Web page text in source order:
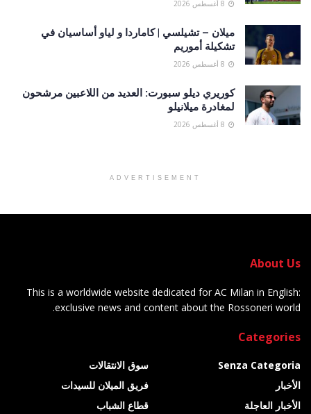
ميلان – تشيلسي | كاماردا و لياو أساسيان في
تشكيلة أموريم
كوريري ديلو سبورت: العديد من اللاعبين مرشحون
لمغادرة ميلانيلو
ADVERTISEMENT
About Us
This is a worldwide website dedicated for AC Milan in English:
exclusive news and content about the Rossoneri world.
Categories
Senza Categoria
الأخبار
الأخبار العاجلة
سوق الانتقالات
فريق الميلان للسيدات
قطاع الشباب